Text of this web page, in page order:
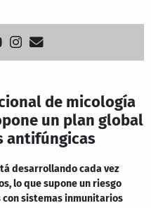
de micología
un plan global
antifúngicas
desarrollando cada vez
lo que supone un riesgo
con sistemas inmunitarios